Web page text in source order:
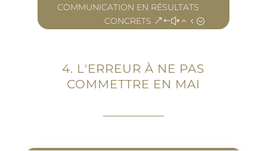
COMMUNICATION EN RÉSULTATS
CONCRETS
4. L'ERREUR À NE PAS
COMMETTRE EN MAI